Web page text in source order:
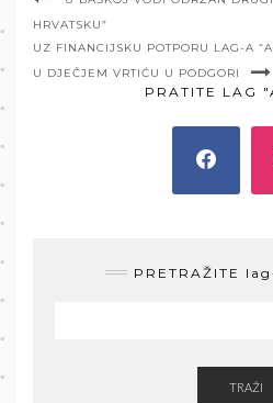
HRVATSKU”
UZ FINANCIJSKU POTPORU LAG-A
U DJEČJEM VRTIĆU U PODGORI
PRATITE LAG
PRETRAŽITE
TRAŽI